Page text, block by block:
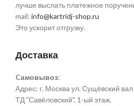
лучше выслать платежное
mail: info@kartridj-shop.ru
Это ускорит отгрузку.
Доставка
Cамовывоз:
Адрес: г. Москва ул. Сущёвский вал
ТД "Савёловский", 1-ый этаж,